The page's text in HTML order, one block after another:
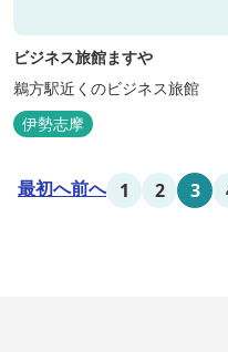
ビジネス旅館ますや
鵜方駅近くのビジネス旅館
伊勢志摩
最初へ前へ 1 2 3